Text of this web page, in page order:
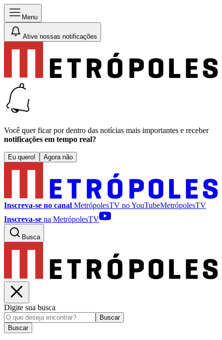
Menu
Ative nossas notificações
Você quer ficar por dentro das notícias mais importantes e receber
notificações em tempo real?
Eu quero! Agora não
Inscreva-se no canal MetrópolesTV noYouTubeMetrópolesTV
Inscreva-se na MetrópolesTV
Busca
Digite sua busca
Buscar
Buscar